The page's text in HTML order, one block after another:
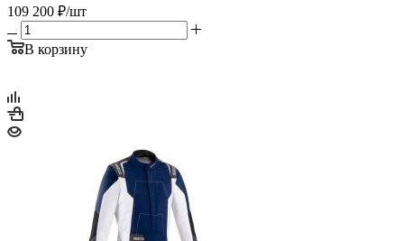
109 200 ₽/шт
В корзину